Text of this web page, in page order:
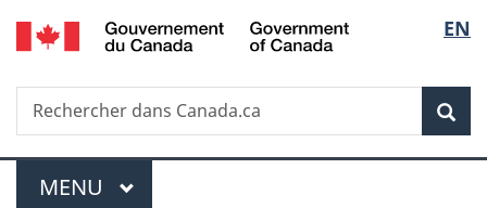
Passer
au
principal
Passer
à
Au
du
Passer
à
version
simplifiée
de
la
EN
Recherche
Rechercher
dans
Menu
MENU PRINCIPAL